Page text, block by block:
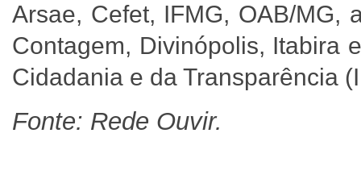
Arsae, Cefet, IFMG, OAB/MG,
Contagem, Divinópolis, Itabira
Cidadania e da Transparência
Fonte: Rede Ouvir.